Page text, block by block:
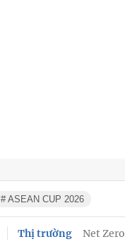
# ASEAN CUP 2026
Net Zero
Thị trường